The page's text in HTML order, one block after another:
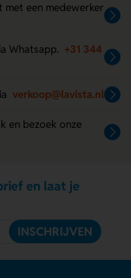
met een medewerker
Whatsapp. +31 344
verkoop@lavista.nl
en bezoek onze
en laat je
INSCHRIJVEN